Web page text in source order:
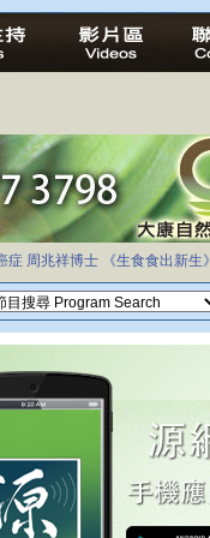
症 周兆祥博士 《生食食出新生》